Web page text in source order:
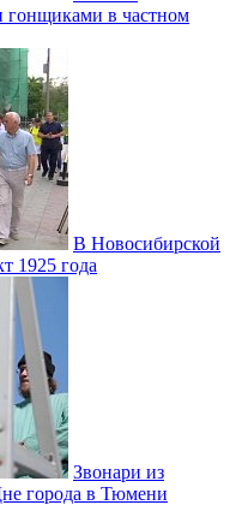
гонщиками в частном
В Новосибирской
1925 года
Звонари из
города в Тюмени